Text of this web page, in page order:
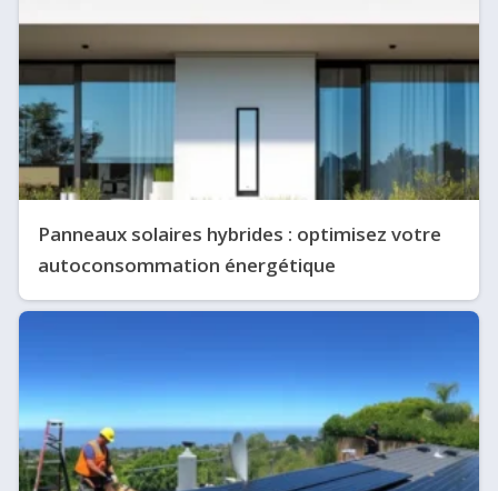
Panneaux solaires hybrides : optimisez votre
autoconsommation énergétique